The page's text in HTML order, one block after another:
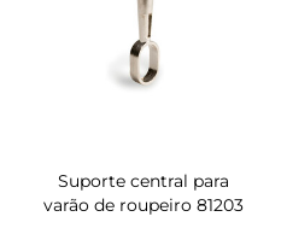
Suporte central para
varão de roupeiro 81203